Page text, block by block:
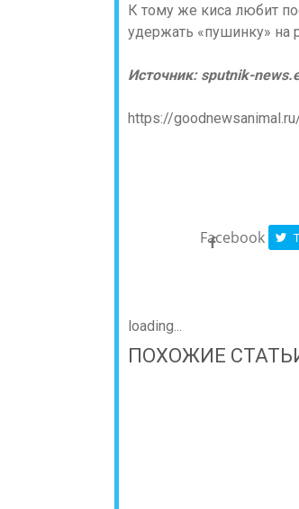
К тому же киса любит
удержать «пушинку» на
Источник: sputnik-
https://
Facebook
loading...
ПОХОЖИЕ